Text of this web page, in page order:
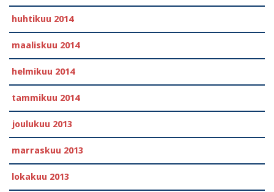
huhtikuu 2014
maaliskuu 2014
helmikuu 2014
tammikuu 2014
joulukuu 2013
marraskuu 2013
lokakuu 2013